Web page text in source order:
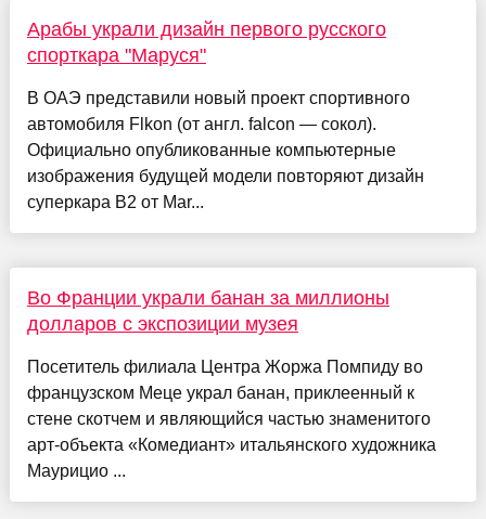
Арабы украли дизайн первого русского
спорткара "Маруся"
В ОАЭ представили новый проект спортивного
автомобиля Flkon (от англ. falcon — сокол).
Официально опубликованные компьютерные
изображения будущей модели повторяют дизайн
суперкара B2 от Mar...
Во Франции украли банан за миллионы
долларов с экспозиции музея
Посетитель филиала Центра Жоржа Помпиду во
французском Меце украл банан, приклеенный к
стене скотчем и являющийся частью знаменитого
арт-объекта «Комедиант» итальянского художника
Маурицио ...